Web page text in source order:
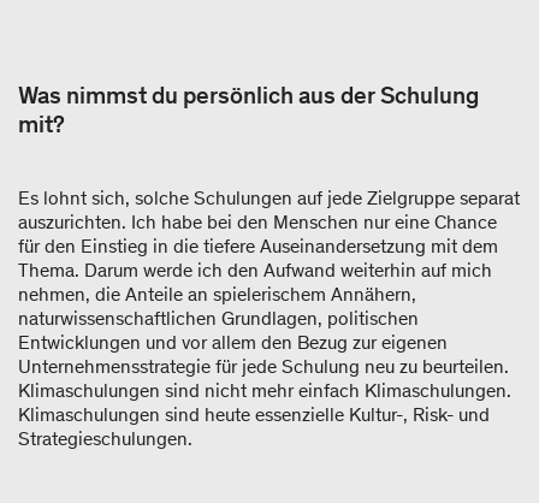
Was nimmst du persönlich aus der Schulung
mit?
Es lohnt sich, solche Schulungen auf jede Zielgruppe separat
auszurichten. Ich habe bei den Menschen nur eine Chance
für den Einstieg in die tiefere Auseinandersetzung mit dem
Thema. Darum werde ich den Aufwand weiterhin auf mich
nehmen, die Anteile an spielerischem Annähern,
naturwissenschaftlichen Grundlagen, politischen
Entwicklungen und vor allem den Bezug zur eigenen
Unternehmensstrategie für jede Schulung neu zu beurteilen.
Klimaschulungen sind nicht mehr einfach Klimaschulungen.
Klimaschulungen sind heute essenzielle Kultur-, Risk- und
Strategieschulungen.